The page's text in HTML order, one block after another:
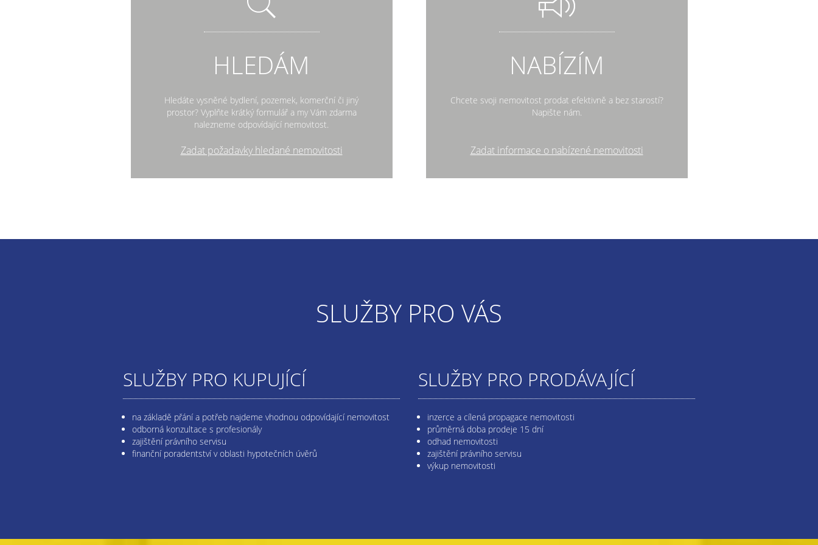
HLEDÁM
Hledáte vysněné bydlení, pozemek, komerční či jiný
prostor? Vyplňte krátký formulář a my Vám zdarma
nalezneme odpovídající nemovitost.
Zadat požadavky hledané nemovitosti
NABÍZÍM
Chcete svoji nemovitost prodat efektivně a bez starostí?
Napište nám.
Zadat informace o nabízené nemovitosti
SLUŽBY PRO VÁS
SLUŽBY PRO KUPUJÍCÍ
na základě přání a potřeb najdeme vhodnou odpovídající nemovitost
odborná konzultace s profesionály
zajištění právního servisu
finanční poradentství v oblasti hypotečních úvěrů
SLUŽBY PRO PRODÁVAJÍCÍ
inzerce a cílená propagace nemovitosti
průměrná doba prodeje 15 dní
odhad nemovitosti
zajištění právního servisu
výkup nemovitosti